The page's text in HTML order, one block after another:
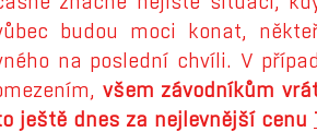
budou moci konat,
na poslední chvíli. V
všem závodníkům
ještě dnes za nejlevnější cenu